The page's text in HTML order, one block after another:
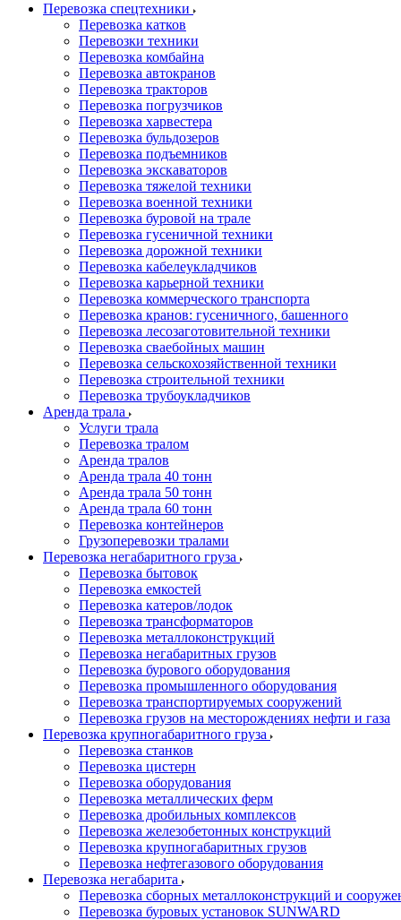
Перевозка спецтехники
Перевозка катков
Перевозки техники
Перевозка комбайна
Перевозка автокранов
Перевозка тракторов
Перевозка погрузчиков
Перевозка харвестера
Перевозка бульдозеров
Перевозка подъемников
Перевозка экскаваторов
Перевозка тяжелой техники
Перевозка военной техники
Перевозка буровой на трале
Перевозка гусеничной техники
Перевозка дорожной техники
Перевозка кабелеукладчиков
Перевозка карьерной техники
Перевозка коммерческого транспорта
Перевозка кранов: гусеничного, башенного
Перевозка лесозаготовительной техники
Перевозка сваебойных машин
Перевозка сельскохозяйственной техники
Перевозка строительной техники
Перевозка трубоукладчиков
Аренда трала
Услуги трала
Перевозка тралом
Аренда тралов
Аренда трала 40 тонн
Аренда трала 50 тонн
Аренда трала 60 тонн
Перевозка контейнеров
Грузоперевозки тралами
Перевозка негабаритного груза
Перевозка бытовок
Перевозка емкостей
Перевозка катеров/лодок
Перевозка трансформаторов
Перевозка металлоконструкций
Перевозка негабаритных грузов
Перевозка бурового оборудования
Перевозка промышленного оборудования
Перевозка транспортируемых сооружений
Перевозка грузов на месторождениях нефти и газа
Перевозка крупногабаритного груза
Перевозка станков
Перевозка цистерн
Перевозка оборудования
Перевозка металлических ферм
Перевозка дробильных комплексов
Перевозка железобетонных конструкций
Перевозка крупногабаритных грузов
Перевозка нефтегазового оборудования
Перевозка негабарита
Перевозка сборных металлоконструкций и
Перевозка буровых установок SUNWARD